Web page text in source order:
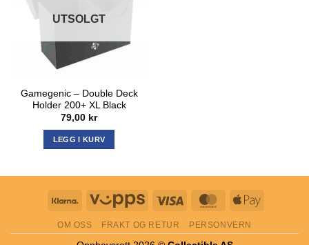
UTSOLGT
Gamegenic – Double Deck
Holder 200+ XL Black
79,00 kr
LEGG I KURV
Klarna Vipps Visa MasterCardApple
OM OSS FRAKT OG RETUR PERSONVERN